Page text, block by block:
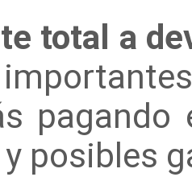
total a
posibles